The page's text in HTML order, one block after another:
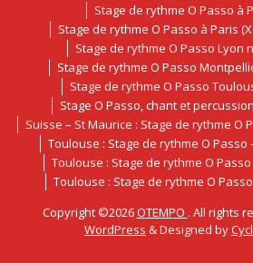
Stage de rythme O Passo à
Stage de rythme O Passo à Paris
Stage de rythme O Passo Lyon
Stage de rythme O Passo
Stage de rythme O Passo
Stage O Passo, chant et
Suisse – St Maurice : Stage de rythme O
Toulouse : Stage de rythme O Passo
Toulouse : Stage de rythme O Passo
Toulouse : Stage de rythme O
Copyright ©2026OTEMPO . All rights
WordPress &Designed by